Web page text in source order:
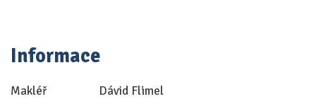
Informace
Makléř Dávid Flimel